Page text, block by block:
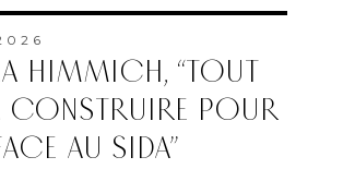
HIMMICH, “TOUT
CONSTRUIRE POUR
AU SIDA”